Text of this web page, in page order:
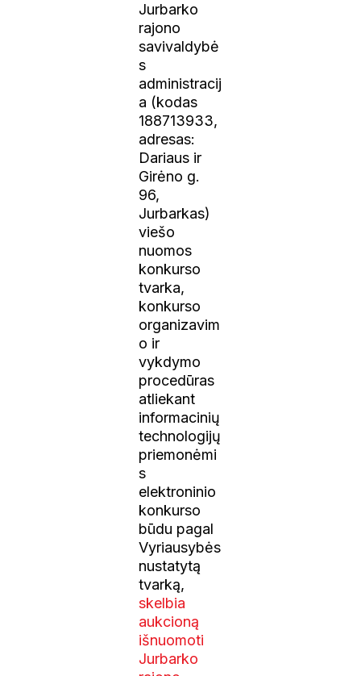
Jurbarko
rajono
savivaldybė
s
administracij
a (kodas
188713933,
adresas:
Dariaus ir
Girėno g.
96,
Jurbarkas)
viešo
nuomos
konkurso
tvarka,
konkurso
organizavim
o ir
vykdymo
procedūras
atliekant
informacinių
technologijų
priemonėmi
s
elektroninio
konkurso
būdu pagal
Vyriausybės
nustatytą
tvarką,
skelbia
aukcioną
išnuomoti
Jurbarko